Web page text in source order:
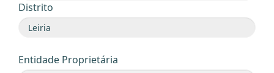
Distrito
Entidade Proprietária